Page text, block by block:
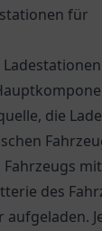
für
die
des
aufgeladen.